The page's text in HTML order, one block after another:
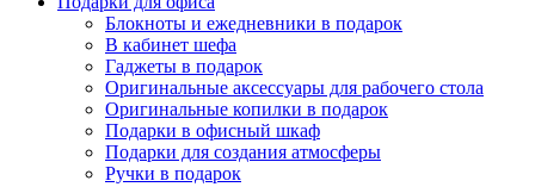
Блокноты и ежедневники в подарок
В кабинет шефа
Гаджеты в подарок
Оригинальные аксессуары для рабочего стола
Оригинальные копилки в подарок
Подарки в офисный шкаф
Подарки для создания атмосферы
Ручки в подарок